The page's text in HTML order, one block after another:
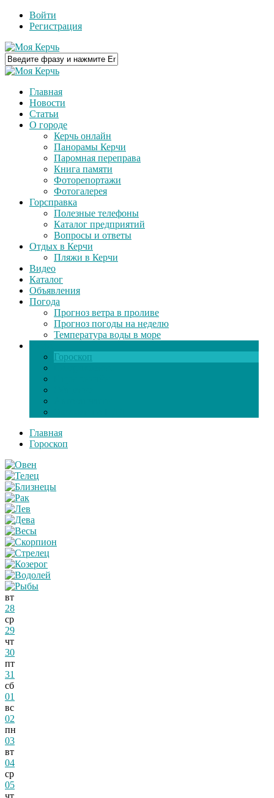
Войти
Регистрация
Главная
Новости
Статьи
О городе
Керчь онлайн
Панорамы Керчи
Паромная переправа
Книга памяти
Фоторепортажи
Фотогалерея
Горсправка
Полезные телефоны
Каталог предприятий
Вопросы и ответы
Отдых в Керчи
Пляжи в Керчи
Видео
Каталог
Объявления
Погода
Прогноз ветра в проливе
Прогноз погоды на неделю
Температура воды в море
Гороскоп
Главная
Гороскоп
вт
28
ср
29
чт
30
пт
31
сб
01
вс
02
пн
03
вт
04
ср
05
чт